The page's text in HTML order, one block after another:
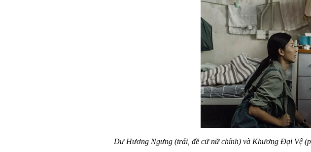
Dư Hương Ngưng (trái, đề cử nữ chính) và Khương Đại Vệ